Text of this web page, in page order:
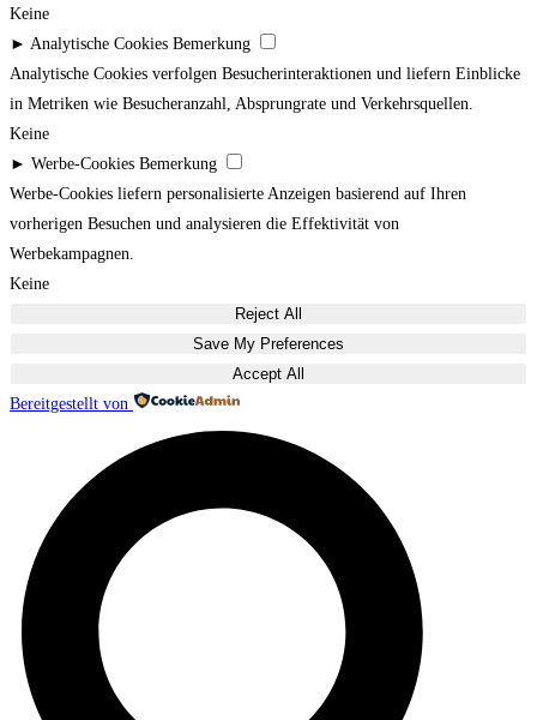
Keine
► Analytische Cookies Bemerkung
Analytische Cookies verfolgen Besucherinteraktionen und liefern Einblicke
in Metriken wie Besucheranzahl, Absprungrate und Verkehrsquellen.
Keine
► Werbe-Cookies Bemerkung
Werbe-Cookies liefern personalisierte Anzeigen basierend auf Ihren
vorherigen Besuchen und analysieren die Effektivität von
Werbekampagnen.
Keine
Reject All
Save My Preferences
Accept All
Bereitgestellt von